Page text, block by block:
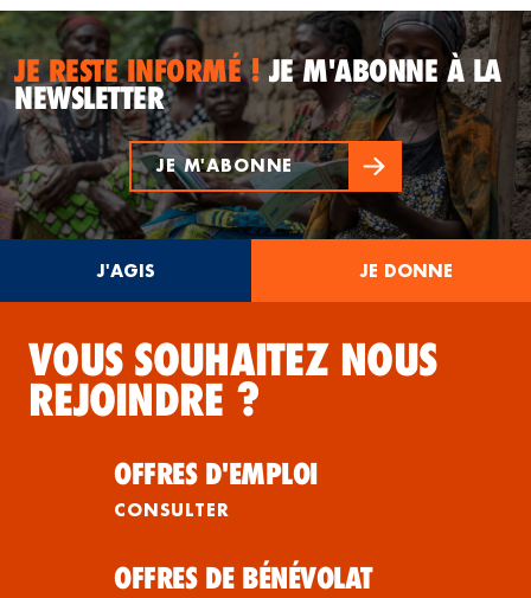
JE RESTE INFORMÉ !JE M'ABONNE À LA
NEWSLETTER
JE M'ABONNE
J'AGIS JE DONNE
VOUS SOUHAITEZ NOUS
REJOINDRE ?
OFFRES D'EMPLOI
CONSULTER
OFFRES DE BÉNÉVOLAT